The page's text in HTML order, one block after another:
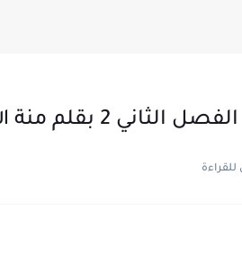
منة الله الجزار